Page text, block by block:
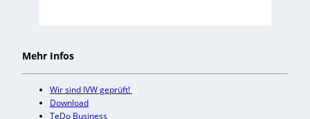
Mehr Infos
Wir sind IVW geprüft!
Download
TeDo Business